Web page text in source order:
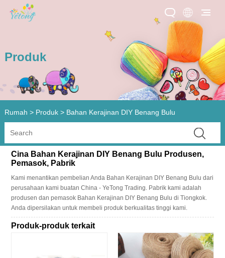
Produk
Rumah > Produk > Bahan Kerajinan DIY Benang Bulu
Cina Bahan Kerajinan DIY Benang Bulu Produsen,
Pemasok, Pabrik
Kami menantikan pembelian Anda Bahan Kerajinan DIY Benang Bulu dari
perusahaan kami buatan China - YeTong Trading. Pabrik kami adalah
produsen dan pemasok Bahan Kerajinan DIY Benang Bulu di Tiongkok.
Anda dipersilakan untuk membeli produk berkualitas tinggi kami.
Produk-produk terkait